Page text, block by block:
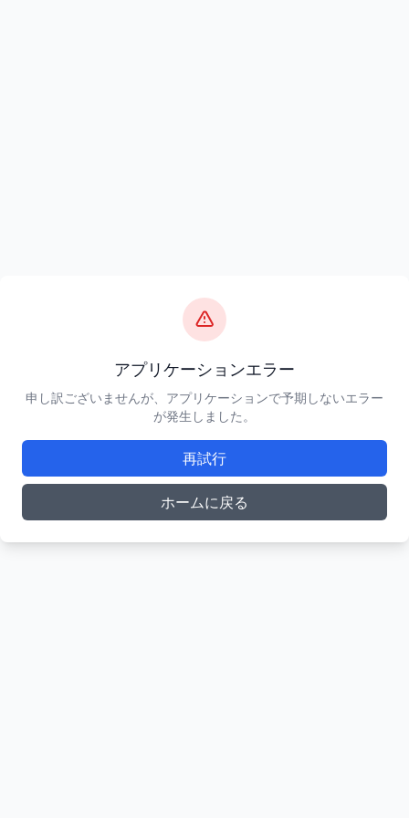
アプリケーションエラー
申し訳ございませんが、アプリケーションで予期しないエラー
が発生しました。
再試行
ホームに戻る